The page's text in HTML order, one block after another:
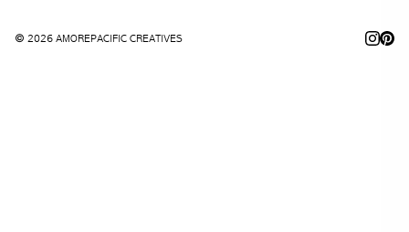
© 2026 AMOREPACIFIC CREATIVES